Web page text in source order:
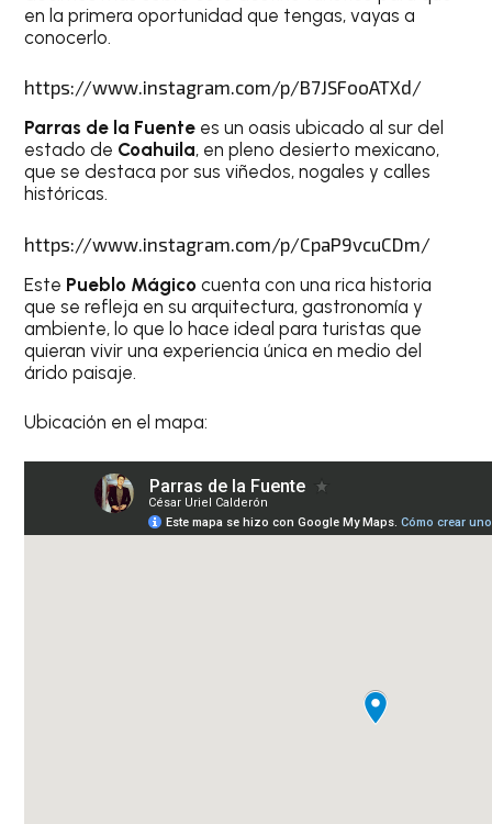
en la primera oportunidad que tengas, vayas a
conocerlo.
https://www.instagram.com/p/B7JSFooATXd/
Parras de la Fuente es un oasis ubicado al sur del
estado de Coahuila, en pleno desierto mexicano,
que se destaca por sus viñedos, nogales y calles
históricas.
https://www.instagram.com/p/CpaP9vcuCDm/
Este Pueblo Mágico cuenta con una rica historia
que se refleja en su arquitectura, gastronomía y
ambiente, lo que lo hace ideal para turistas que
quieran vivir una experiencia única en medio del
árido paisaje.
Ubicación en el mapa: